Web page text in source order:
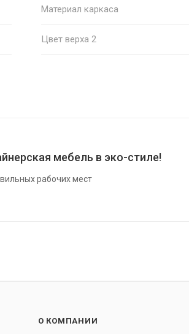
Материал каркаса
Цвет верха 2
мебель в эко-стиле!
рабочих мест
О КОМПАНИИ